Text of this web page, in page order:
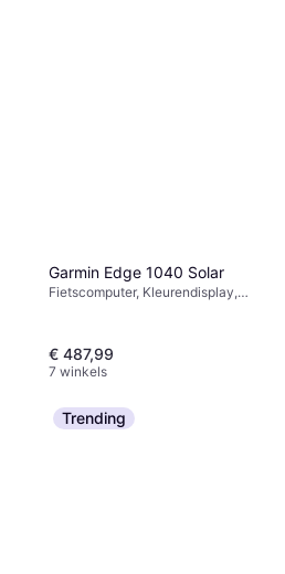
Garmin Edge 1040 Solar
Fietscomputer, Kleurendisplay,
€ 487,99
7 winkels
Trending